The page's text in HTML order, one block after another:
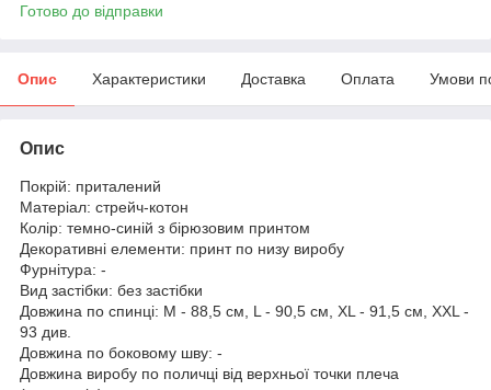
Готово до відправки
Опис Характеристики Доставка Оплата Умови
Опис
Покрій: приталений
Матеріал: стрейч-котон
Колір: темно-синій з бірюзовим принтом
Декоративні елементи: принт по низу виробу
Фурнітура: -
Вид застібки: без застібки
Довжина по спинці: M - 88,5 см, L - 90,5 см, XL - 91,5 см, XXL -
93 див.
Довжина по боковому шву: -
Довжина виробу по поличці від верхньої точки плеча